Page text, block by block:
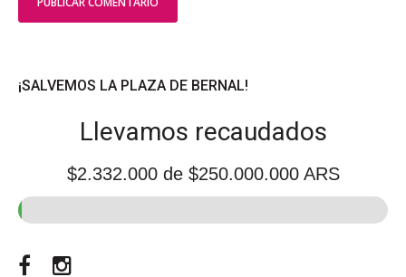
¡SALVEMOS LA PLAZA DE BERNAL!
Llevamos recaudados
$2.332.000de $250.000.000 ARS
Facebook